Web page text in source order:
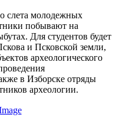
слета молодежных
побывают на
Для студентов будет
и Псковской земли,
археологического
в Изборске отряды
археологии.